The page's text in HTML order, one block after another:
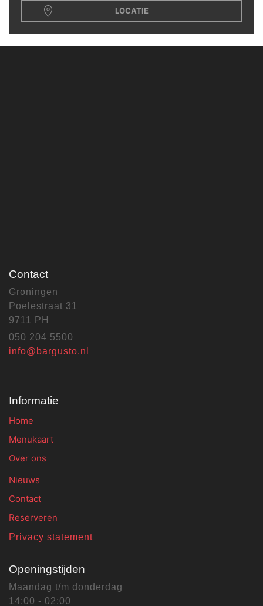
LOCATIE
Contact
Groningen
Poelestraat 31
9711 PH
050 204 5500
info@bargusto.nl
Informatie
Home
Menukaart
Over ons
Nieuws
Contact
Reserveren
Privacy statement
Openingstijden
Maandag t/m donderdag
14:00 - 02:00